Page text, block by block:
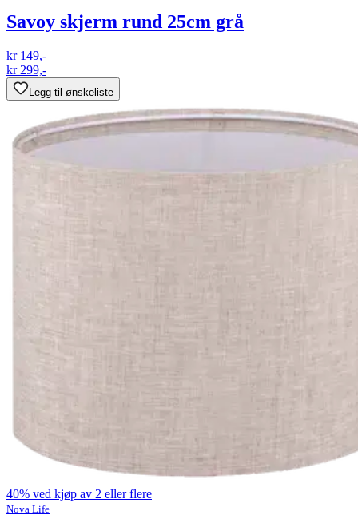
Savoy skjerm rund 25cm grå
kr 149,-
kr 299,-
Legg til ønskeliste
40% ved kjøp av 2 eller flere
Nova Life